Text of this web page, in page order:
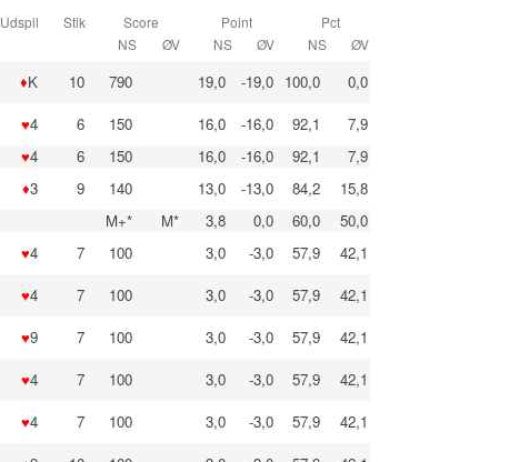
Udspil Stik
Score
NS
ØV
Point
NS
ØV
Pct
NS
ØV
♦K 10 790 19,0 -19,0 100,0
0,0
♥4 6 150 16,0 -16,0 92,1
7,9
♥4 6 150 16,0 -16,0 92,1
7,9
♦3 9 140 13,0 -13,0 84,2
15,8
M+* M* 3,8 0,0 60,0
50,0
♥4 7 100 3,0 -3,0 57,9
42,1
♥4 7 100 3,0 -3,0 57,9
42,1
♥9 7 100 3,0 -3,0 57,9
42,1
♥4 7 100 3,0 -3,0 57,9
42,1
♥4 7 100 3,0 -3,0 57,9
42,1